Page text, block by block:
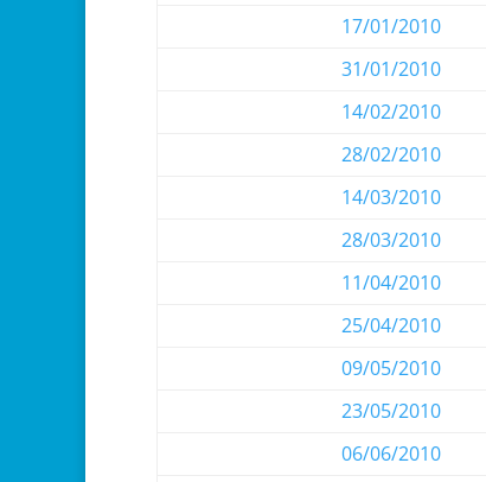
17/01/2010
31/01/2010
14/02/2010
28/02/2010
14/03/2010
28/03/2010
11/04/2010
25/04/2010
09/05/2010
23/05/2010
06/06/2010